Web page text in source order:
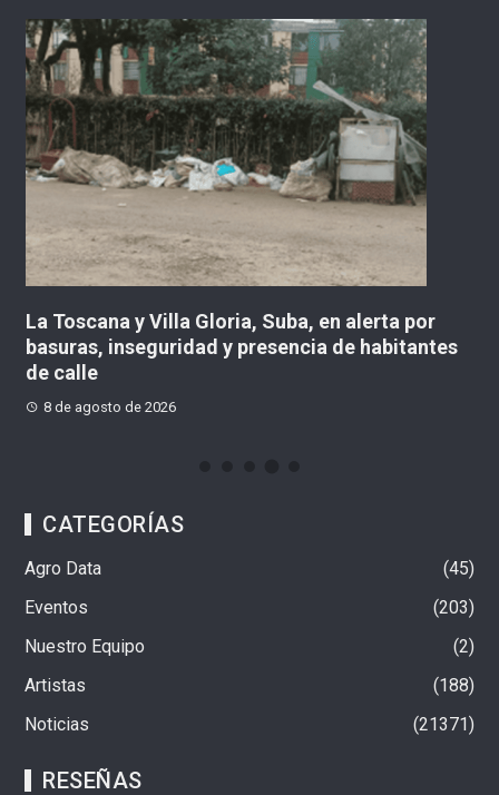
La Toscana y Villa Gloria, Suba, en alerta por
basuras, inseguridad y presencia de habitantes
de calle
8 de agosto de 2026
CATEGORÍAS
Agro Data
45
Eventos
203
Nuestro Equipo
2
Artistas
188
Noticias
21371
RESEÑAS